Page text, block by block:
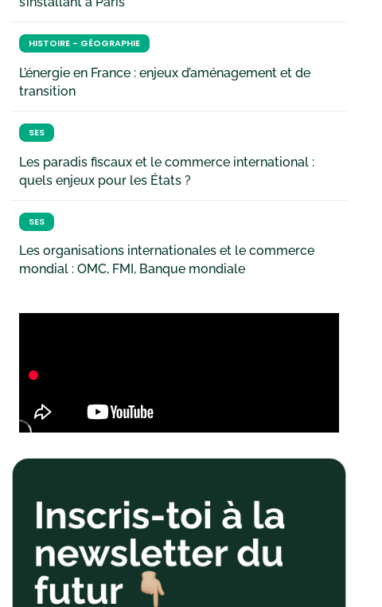
HISTOIRE - GÉOGRAPHIE
L’énergie en France : enjeux d’aménagement et de
transition
SES
Les paradis fiscaux et le commerce international :
quels enjeux pour les États ?
SES
Les organisations internationales et le commerce
mondial : OMC, FMI, Banque mondiale